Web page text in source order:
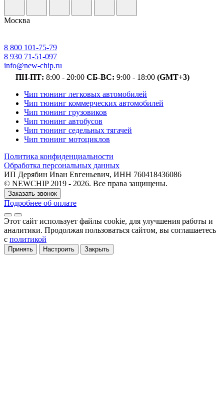
Москва
8 800 101-75-79
8 930 71-51-097
info@new-chip.ru
ПН-ПТ: 8:00 - 20:00 СБ-ВС: 9:00 - 18:00 (GMT+3)
Чип тюнинг легковых автомобилей
Чип тюнинг коммерческих автомобилей
Чип тюнинг грузовиков
Чип тюнинг автобусов
Чип тюнинг седельных тягачей
Чип тюнинг мотоциклов
Политика конфиденциальности
Обработка персональных данных
ИП Дерябин Иван Евгеньевич, ИНН 760418436086
© NEWCHIP 2019 - 2026. Все права защищены.
Заказать звонок
Подробнее об оплате
Этот сайт использует файлы cookie, для улучшения работы и
аналитики. Продолжая пользоваться сайтом, вы соглашаетесь
с политикой
Принять Настроить Закрыть